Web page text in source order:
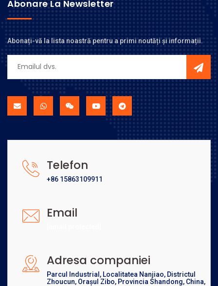
Abonare La Newsletter
Abonați-vă la lista noastră pentru a primi noutăți și informații.
Telefon
+86 15863109911
Email
Adresa companiei
Parcul Industrial, Localitatea Nanjiao, Districtul
Zhoucun, Orașul Zibo, Provincia Shandong, China,